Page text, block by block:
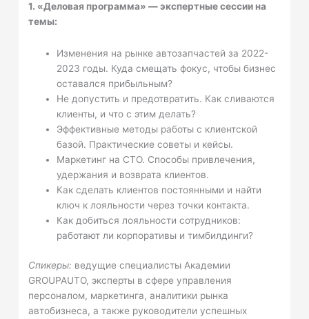
1. «Деловая программа» — экспертные сессии на
темы:
Изменения на рынке автозапчастей за 2022-
2023 годы. Куда смещать фокус, чтобы бизнес
оставался прибыльным?
Не допустить и предотвратить. Как сливаются
клиенты, и что с этим делать?
Эффективные методы работы с клиентской
базой. Практические советы и кейсы.
Маркетинг на СТО. Способы привлечения,
удержания и возврата клиентов.
Как сделать клиентов постоянными и найти
ключ к лояльности через точки контакта.
Как добиться лояльности сотрудников:
работают ли корпоративы и тимбилдинги?
Спикеры: ведущие специалисты Академии
GROUPAUTO, эксперты в сфере управления
персоналом, маркетинга, аналитики рынка
автобизнеса, а также руководители успешных